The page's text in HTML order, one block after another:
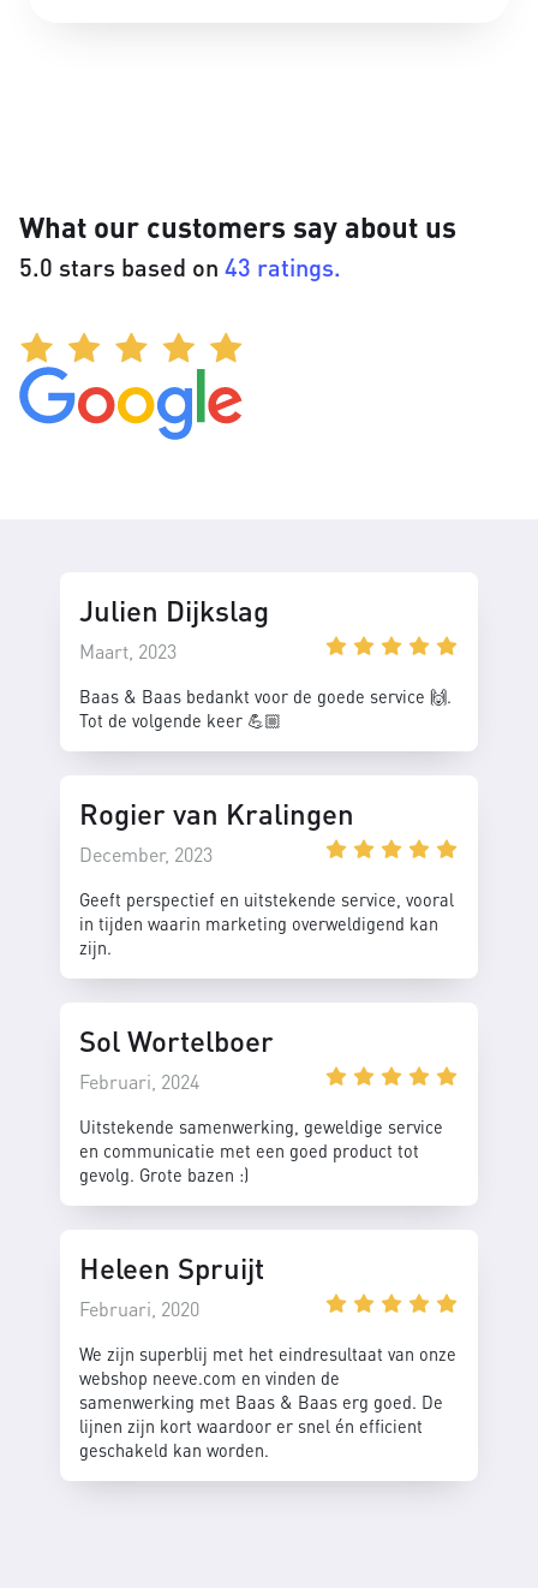
What our customers say about us
5.0 stars based on 43 ratings.
Julien Dijkslag
Maart, 2023
Baas & Baas bedankt voor de goede service 🙌.
Tot de volgende keer 💪🏼
Rogier van Kralingen
December, 2023
Geeft perspectief en uitstekende service, vooral
in tijden waarin marketing overweldigend kan
zijn.
Sol Wortelboer
Februari, 2024
Uitstekende samenwerking, geweldige service
en communicatie met een goed product tot
gevolg. Grote bazen :)
Heleen Spruijt
Februari, 2020
We zijn superblij met het eindresultaat van onze
webshop neeve.com en vinden de
samenwerking met Baas & Baas erg goed. De
lijnen zijn kort waardoor er snel én efficient
geschakeld kan worden.